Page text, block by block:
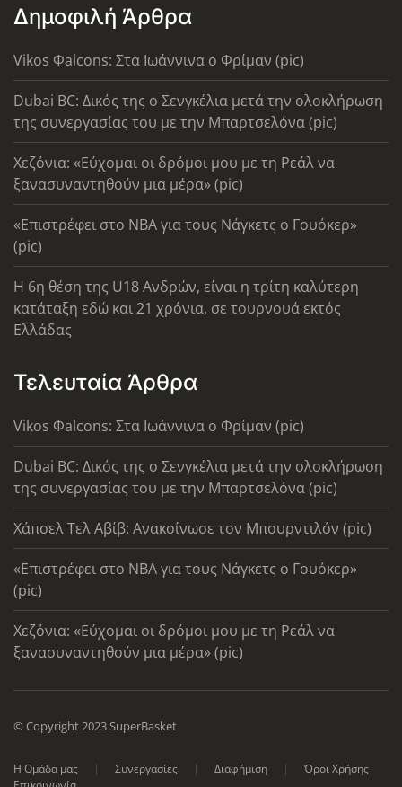
Δημοφιλή Άρθρα
Vikos Φalcons: Στα Ιωάννινα ο Φρίμαν (pic)
Dubai BC: Δικός της ο Σενγκέλια μετά την ολοκλήρωση
της συνεργασίας του με την Μπαρτσελόνα (pic)
Χεζόνια: «Εύχομαι οι δρόμοι μου με τη Ρεάλ να
ξανασυναντηθούν μια μέρα» (pic)
«Επιστρέφει στο ΝΒΑ για τους Νάγκετς ο Γουόκερ»
(pic)
Η 6η θέση της U18 Ανδρών, είναι η τρίτη καλύτερη
κατάταξη εδώ και 21 χρόνια, σε τουρνουά εκτός
Ελλάδας
Τελευταία Άρθρα
Vikos Φalcons: Στα Ιωάννινα ο Φρίμαν (pic)
Dubai BC: Δικός της ο Σενγκέλια μετά την ολοκλήρωση
της συνεργασίας του με την Μπαρτσελόνα (pic)
Χάποελ Τελ Αβίβ: Ανακοίνωσε τον Μπουρντιλόν (pic)
«Επιστρέφει στο ΝΒΑ για τους Νάγκετς ο Γουόκερ»
(pic)
Χεζόνια: «Εύχομαι οι δρόμοι μου με τη Ρεάλ να
ξανασυναντηθούν μια μέρα» (pic)
© Copyright 2023 SuperBasket
Η Ομάδα μας Συνεργασίες Διαφήμιση
Όροι Χρήσης